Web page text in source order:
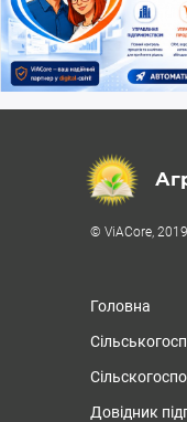
© ViACore,
Головна
Довідник